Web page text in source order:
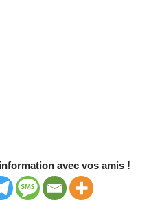
avec vos amis !